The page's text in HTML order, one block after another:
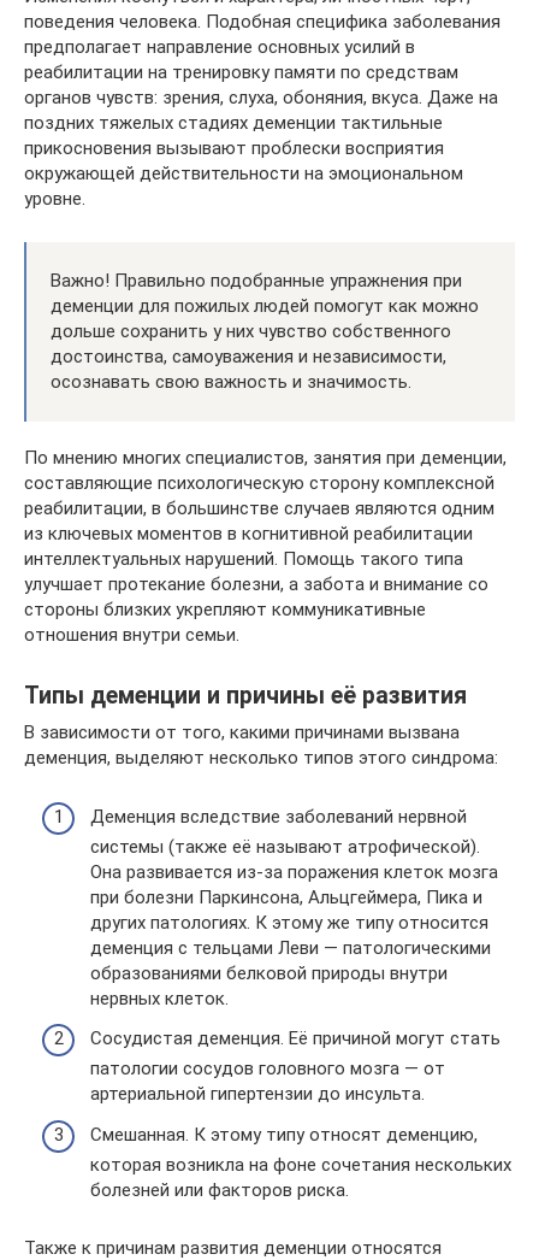
поведения человека. Подобная специфика заболевания
предполагает направление основных усилий в
реабилитации на тренировку памяти по средствам
органов чувств: зрения, слуха, обоняния, вкуса. Даже на
поздних тяжелых стадиях деменции тактильные
прикосновения вызывают проблески восприятия
окружающей действительности на эмоциональном
уровне.
Важно! Правильно подобранные упражнения при
деменции для пожилых людей помогут как можно
дольше сохранить у них чувство собственного
достоинства, самоуважения и независимости,
осознавать свою важность и значимость.
По мнению многих специалистов, занятия при деменции,
составляющие психологическую сторону комплексной
реабилитации, в большинстве случаев являются одним
из ключевых моментов в когнитивной реабилитации
интеллектуальных нарушений. Помощь такого типа
улучшает протекание болезни, а забота и внимание со
стороны близких укрепляют коммуникативные
отношения внутри семьи.
Типы деменции и причины её развития
В зависимости от того, какими причинами вызвана
деменция, выделяют несколько типов этого синдрома:
Деменция вследствие заболеваний нервной
системы (также её называют атрофической).
Она развивается из-за поражения клеток мозга
при болезни Паркинсона, Альцгеймера, Пика и
других патологиях. К этому же типу относится
деменция с тельцами Леви — патологическими
образованиями белковой природы внутри
нервных клеток.
Сосудистая деменция. Её причиной могут стать
патологии сосудов головного мозга — от
артериальной гипертензии до инсульта.
Смешанная. К этому типу относят деменцию,
которая возникла на фоне сочетания нескольких
болезней или факторов риска.
Также к причинам развития деменции относятся